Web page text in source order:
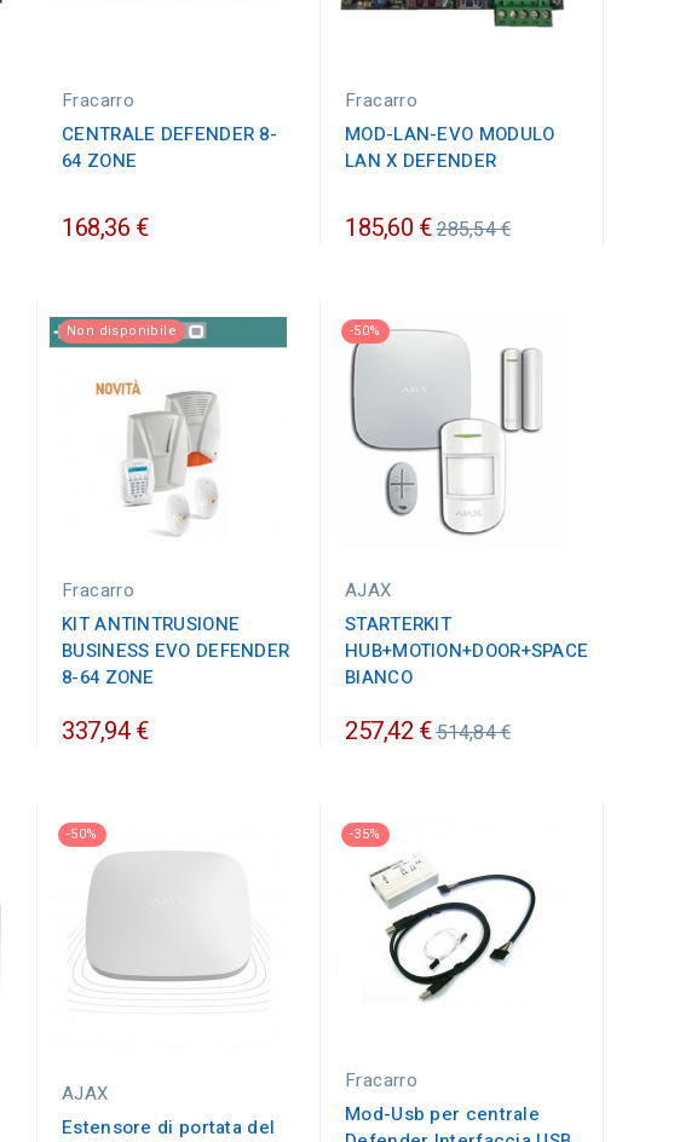
Fracarro
CENTRALE DEFENDER 8-
64 ZONE
168,36 €
Fracarro
MOD-LAN-EVO MODULO
LAN X DEFENDER
185,60 €Prezzo
285,54 €
Non disponibile
Fracarro
KIT ANTINTRUSIONE
BUSINESS EVO DEFENDER
8-64 ZONE
337,94 €
-50%
AJAX
STARTERKIT
HUB+MOTION+DOOR+SPACE
BIANCO
257,42 €Prezzo
514,84 €
-50%
AJAX
Estensore di portata del
-35%
Fracarro
Mod-Usb per centrale